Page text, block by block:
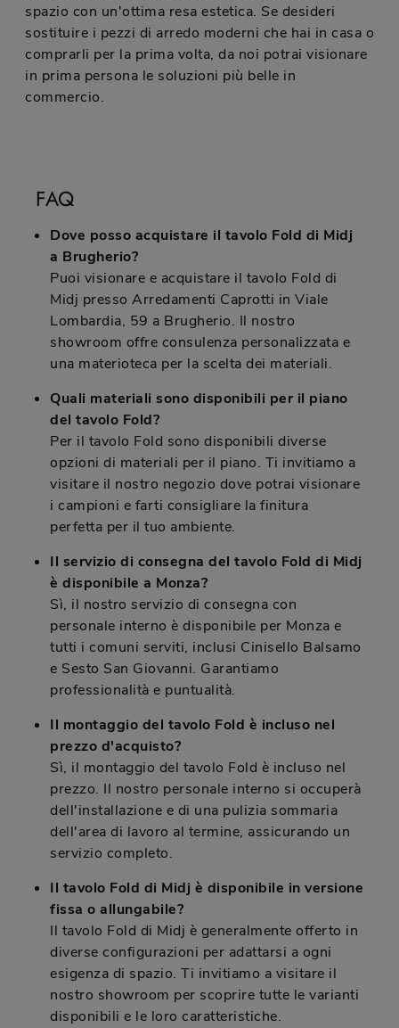
spazio con un'ottima resa estetica. Se desideri
sostituire i pezzi di arredo moderni che hai in casa o
comprarli per la prima volta, da noi potrai visionare
in prima persona le soluzioni più belle in
commercio.
FAQ
Dove posso acquistare il tavolo Fold di Midj
a Brugherio?
Puoi visionare e acquistare il tavolo Fold di
Midj presso Arredamenti Caprotti in Viale
Lombardia, 59 a Brugherio. Il nostro
showroom offre consulenza personalizzata e
una materioteca per la scelta dei materiali.
Quali materiali sono disponibili per il piano
del tavolo Fold?
Per il tavolo Fold sono disponibili diverse
opzioni di materiali per il piano. Ti invitiamo a
visitare il nostro negozio dove potrai visionare
i campioni e farti consigliare la finitura
perfetta per il tuo ambiente.
Il servizio di consegna del tavolo Fold di Midj
è disponibile a Monza?
Sì, il nostro servizio di consegna con
personale interno è disponibile per Monza e
tutti i comuni serviti, inclusi Cinisello Balsamo
e Sesto San Giovanni. Garantiamo
professionalità e puntualità.
Il montaggio del tavolo Fold è incluso nel
prezzo d'acquisto?
Sì, il montaggio del tavolo Fold è incluso nel
prezzo. Il nostro personale interno si occuperà
dell'installazione e di una pulizia sommaria
dell'area di lavoro al termine, assicurando un
servizio completo.
Il tavolo Fold di Midj è disponibile in versione
fissa o allungabile?
Il tavolo Fold di Midj è generalmente offerto in
diverse configurazioni per adattarsi a ogni
esigenza di spazio. Ti invitiamo a visitare il
nostro showroom per scoprire tutte le varianti
disponibili e le loro caratteristiche.